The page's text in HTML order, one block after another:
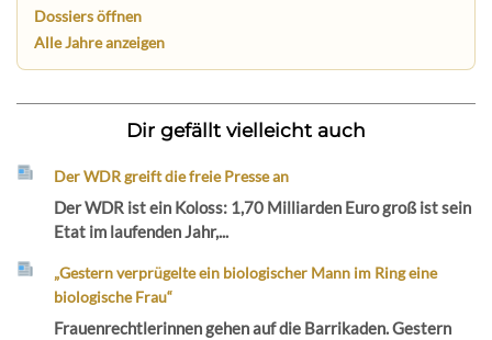
Dossiers öffnen
Alle Jahre anzeigen
Dir gefällt vielleicht auch
Der WDR greift die freie Presse an
Der WDR ist ein Koloss: 1,70 Milliarden Euro groß ist sein
Etat im laufenden Jahr,...
„Gestern verprügelte ein biologischer Mann im Ring eine
biologische Frau“
Frauenrechtlerinnen gehen auf die Barrikaden. Gestern